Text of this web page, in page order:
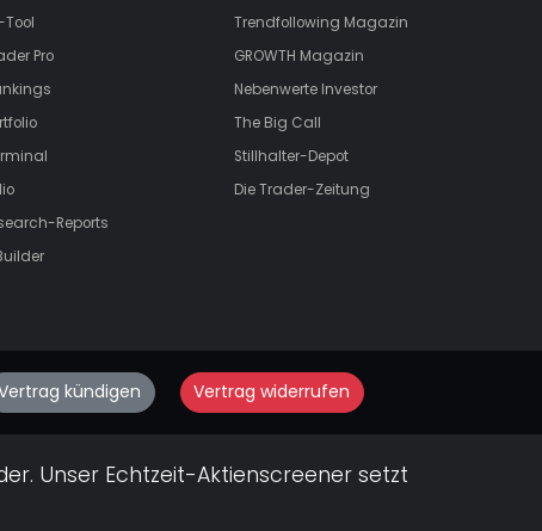
Pro
Reports
Trendfollowing Magazin
GROWTH Magazin
Nebenwerte Investor
The Big Call
Stillhalter-Depot
Die Trader-Zeitung
kündigen Vertrag widerrufen
Unser Echtzeit-Aktienscreener setzt